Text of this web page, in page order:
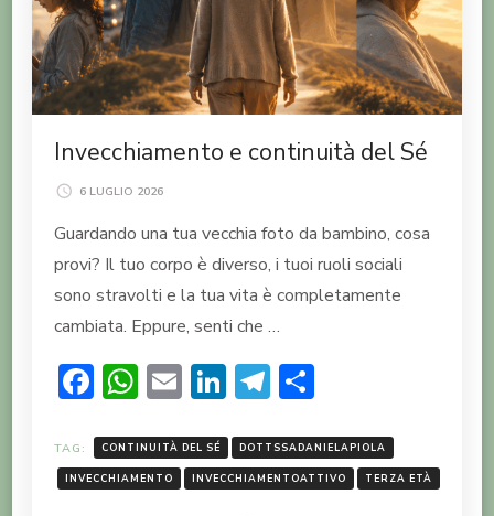
Invecchiamento e continuità del Sé
6 LUGLIO 2026
Guardando una tua vecchia foto da bambino, cosa
provi? Il tuo corpo è diverso, i tuoi ruoli sociali
sono stravolti e la tua vita è completamente
cambiata. Eppure, senti che …
Facebook
WhatsApp
EmailLinkedIn
Telegram
TAG: CONTINUITÀ DEL SÉ DOTTSSADANIELAPIOLA
INVECCHIAMENTO INVECCHIAMENTOATTIVO TERZA ETÀ